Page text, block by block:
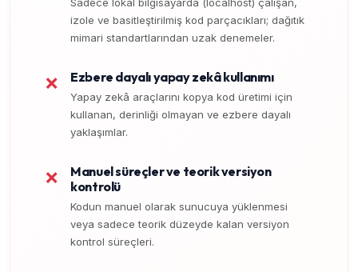
izole ve basitleştirilmiş kod parçacıkları; dağıtık
mimari standartlarından uzak denemeler.
❌ Ezbere dayalı yapay zekâ kullanımı
Yapay zekâ araçlarını kopya kod üretimi için
kullanan, derinliği olmayan ve ezbere dayalı
yaklaşımlar.
❌
Manuel süreçler ve teorik versiyon
kontrolü
Kodun manuel olarak sunucuya yüklenmesi
veya sadece teorik düzeyde kalan versiyon
kontrol süreçleri.